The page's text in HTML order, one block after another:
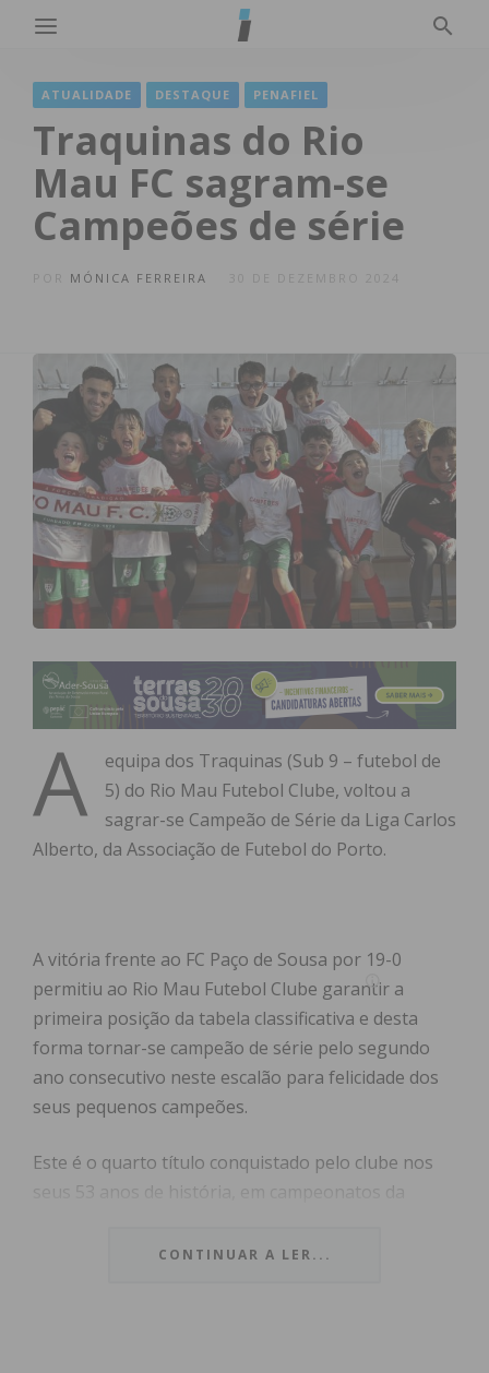
ATUALIDADE DESTAQUE PENAFIEL
Traquinas do Rio
Mau FC sagram-se
Campeões de série
MÓNICA FERREIRA 30 DE DEZEMBRO 2024
A
equipa dos Traquinas (Sub 9 – futebol de
5) do Rio Mau Futebol Clube, voltou a
sagrar-se Campeão de Série da Liga Carlos
Alberto, da Associação de Futebol do Porto.
A vitória frente ao FC Paço de Sousa por 19-0
permitiu ao Rio Mau Futebol Clube garantir a
primeira posição da tabela classificativa e desta
forma tornar-se campeão de série pelo segundo
ano consecutivo neste escalão para felicidade dos
seus pequenos campeões.
Este é o quarto título conquistado pelo clube nos
seus 53 anos de história, em campeonatos da
CONTINUAR A LER...